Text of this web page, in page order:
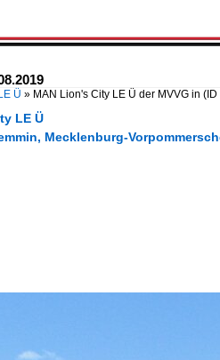
Ü » MAN Lion's City LE Ü der MVVG in (ID
LE Ü
Mecklenburg-